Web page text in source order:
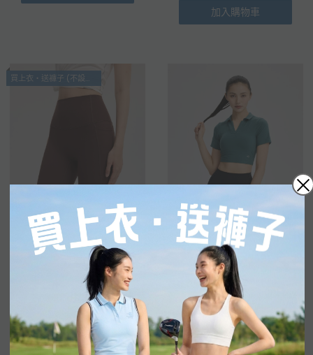
加入購物車
買上衣・送褲子 (不設退換)
跑步
Handfree 雙口袋四分褲
HKD $239.00
加入購物車
休閒日常 匹克球
瑜伽/普拉提
Chill Polo 2.0 運動胸墊短
袖
HKD $309.00
加入購物車